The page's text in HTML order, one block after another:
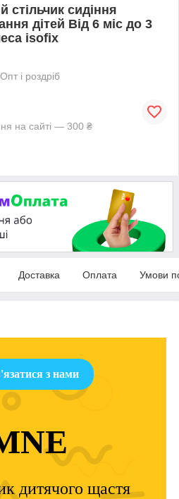
стільчик сидіння
дітей Від 6 міс до 3
isofix
Опт і роздріб
на сайті — 300 ₴
Доставка Оплата Умови
з нами
дитячого щастя